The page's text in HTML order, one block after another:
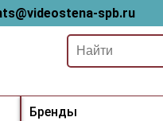
spb.ru
Бренды